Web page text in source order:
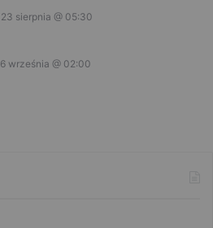
23 sierpnia @ 05:30
6 września @ 02:00